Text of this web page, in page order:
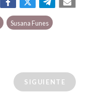
Susana Funes
SIGUIENTE